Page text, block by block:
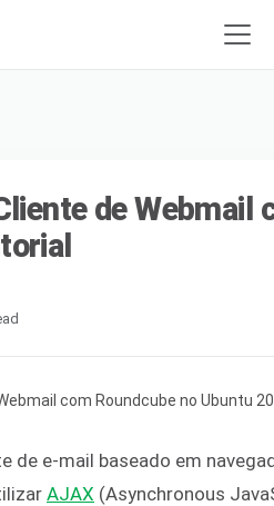
de Webmail
de e-mail baseado em
AJAX (Asynchronous